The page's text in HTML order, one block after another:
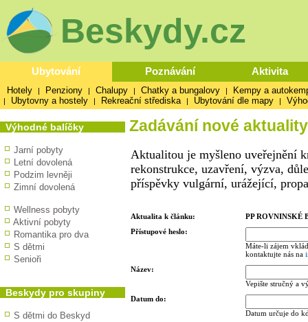
Beskydy.cz
Ubytování Poznávání Aktivita
Hotely | Penziony | Chalupy | Chatky a bungalovy | Kempy a
| Ubytovny a hostely | Rekreační střediska | Ubytování dle mapy |
Výhodné balíčky
Jarní pobyty
Letní dovolená
Podzim levněji
Zimní dovolená
Wellness pobyty
Aktivní pobyty
Romantika pro dva
S dětmi
Senioři
Beskydy pro skupiny
S dětmi do Beskyd
Zadávání nové
Aktualitou je myšleno uveřejnění
rekonstrukce, uzavření, výzva,
příspěvky vulgární, urážející,
Aktualita k článku:
PP ROVNINSKÉ
Přístupové heslo:
Máte-li zájem
kontaktujte nás na
Název:
Vepište stručný a
Datum do:
Datum určuje do